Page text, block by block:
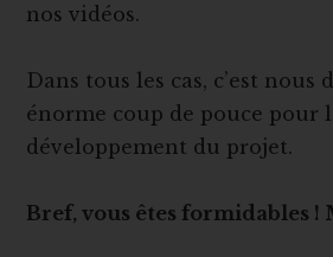
nos vidéos.
Dans tous les cas, c’est nous
énorme coup de pouce pour
développement du projet.
Bref, vous êtes formidables !